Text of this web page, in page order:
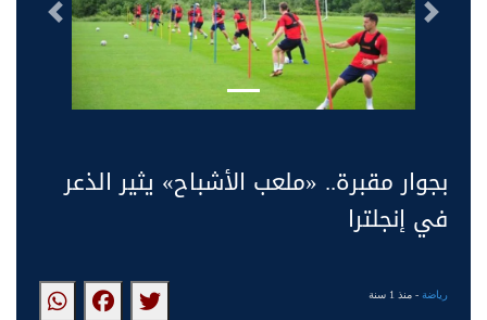
التالى السابق
بجوار مقبرة.. «ملعب الأشباح» يثير الذعر
في إنجلترا
رياضة- منذ 1 سنة